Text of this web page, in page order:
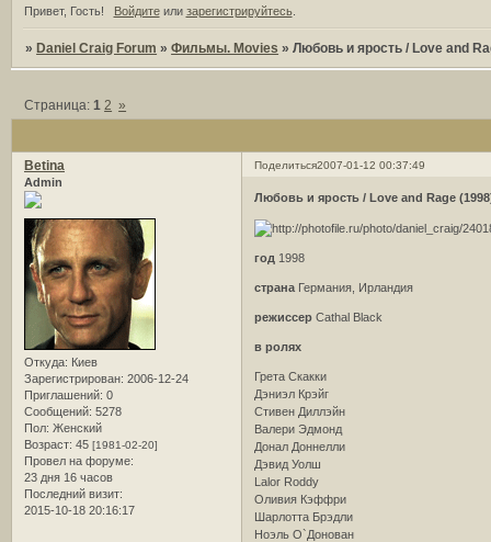
Привет, Гость! Войдитеили зарегистрируйтесь.
»Daniel Craig Forum »Фильмы. Movies »Любовь и ярость / Love and
Страница:1 2 »
Поделиться2007-01-12 00:37:49
Betina
Admin
Откуда: Киев
Зарегистрирован: 2006-12-24
Приглашений: 0
Сообщений: 5278
Пол: Женский
Возраст: 45 [1981-02-20]
Провел на форуме:
23 дня 16 часов
Последний визит:
2015-10-18 20:16:17
Любовь и ярость / Love and Rage
год 1998
страна Германия, Ирландия
режиссер Cathal Black
в ролях
Грета Скакки
Дэниэл Крэйг
Стивен Диллэйн
Валери Эдмонд
Донал Доннелли
Дэвид Уолш
Lalor Roddy
Оливия Кэффри
Шарлотта Брэдли
Ноэль О`Донован